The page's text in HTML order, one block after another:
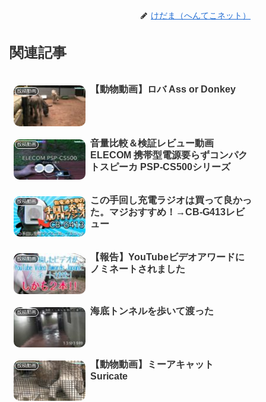
けだま（へんてこネット）
関連記事
投稿動画 【動物動画】ロバ Ass or Donkey
投稿動画
音量比較＆検証レビュー動画
ELECOM 携帯型電源要らずコンパク
トスピーカ PSP-CS500シリーズ
投稿動画
この手回し充電ラジオは買って良かっ
た。マジおすすめ！→CB-G413レビ
ュー
投稿動画
【報告】YouTubeビデオアワードに
ノミネートされました
投稿動画 海底トンネルを歩いて渡った
投稿動画
【動物動画】ミーアキャット
Suricate